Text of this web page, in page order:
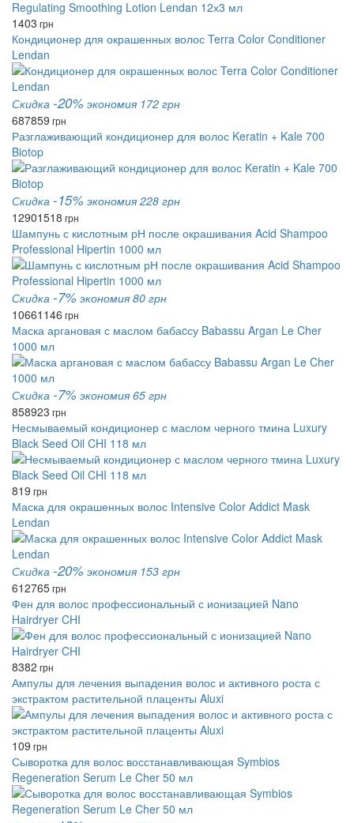
1403 грн
Кондиционер для окрашенных волос Terra Color Conditioner
Lendan
Скидка -20% экономия 172 грн
687859 грн
Разглаживающий кондиционер для волос Keratin + Kale 700
Biotop
Скидка -15% экономия 228 грн
12901518 грн
Шампунь с кислотным рН после окрашивания Acid Shampoo
Professional Hipertin 1000 мл
Скидка -7% экономия 80 грн
10661146 грн
Маска аргановая с маслом бабаcсу Babassu Argan Le Cher
1000 мл
Скидка -7% экономия 65 грн
858923 грн
Несмываемый кондиционер с маслом черного тмина Luxury
Black Seed Oil CHI 118 мл
819 грн
Маска для окрашенных волос Intensive Color Addict Mask
Lendan
Скидка -20% экономия 153 грн
612765грн
Фен для волос профессиональный с ионизацией Nano
Hairdryer CHI
8382 грн
Ампулы для лечения выпадения волос и активного роста с
экстрактом растительной плаценты Aluxi
109 грн
Сыворотка для волос восстанавливающая Symbios
Regeneration Serum Le Cher 50 мл